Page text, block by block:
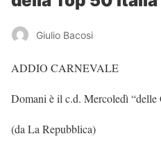
Giulio Bacosi
ADDIO CARNEVALE
Domani è il c.d. Mercoledì
(da La Repubblica)